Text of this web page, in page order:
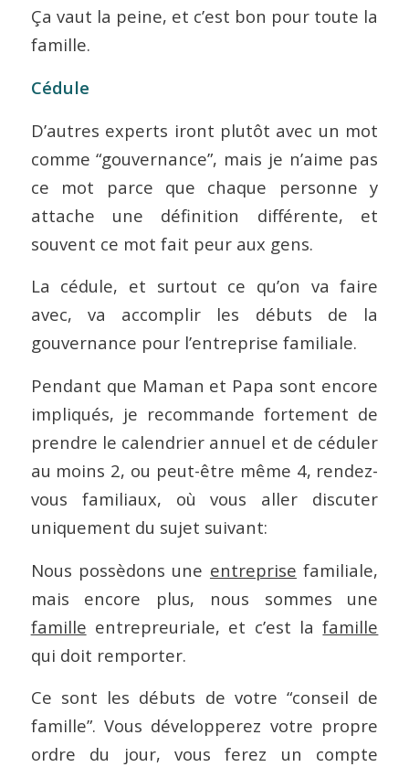
Ça vaut la peine, et c’est bon pour toute la
famille.
Cédule
D’autres experts iront plutôt avec un mot
comme “gouvernance”, mais je n’aime pas
ce mot parce que chaque personne y
attache une définition différente, et
souvent ce mot fait peur aux gens.
La cédule, et surtout ce qu’on va faire
avec, va accomplir les débuts de la
gouvernance pour l’entreprise familiale.
Pendant que Maman et Papa sont encore
impliqués, je recommande fortement de
prendre le calendrier annuel et de céduler
au moins 2, ou peut-être même 4, rendez-
vous familiaux, où vous aller discuter
uniquement du sujet suivant:
Nous possèdons une entreprise familiale,
mais encore plus, nous sommes une
famille entrepreuriale, et c’est lafamille
qui doit remporter.
Ce sont les débuts de votre “conseil de
famille”. Vous développerez votre propre
ordre du jour, vous ferez un compte